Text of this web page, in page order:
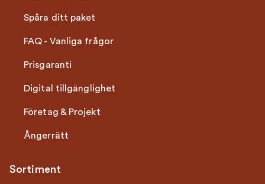
Spåra ditt paket
FAQ - Vanliga frågor
Prisgaranti
Digital tillgänglighet
Företag & Projekt
Ångerrätt
Sortiment